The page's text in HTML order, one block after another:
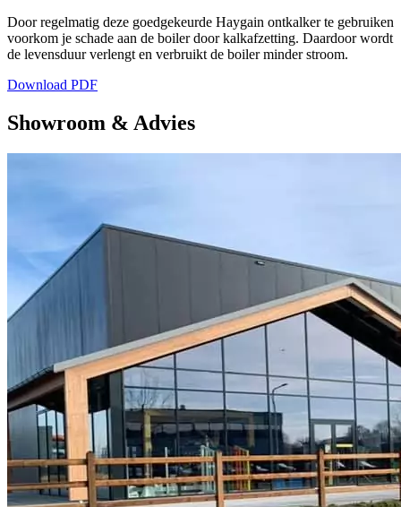
Door regelmatig deze goedgekeurde Haygain ontkalker te gebruiken
voorkom je schade aan de boiler door kalkafzetting. Daardoor wordt
de levensduur verlengt en verbruikt de boiler minder stroom.
Download PDF
Showroom & Advies